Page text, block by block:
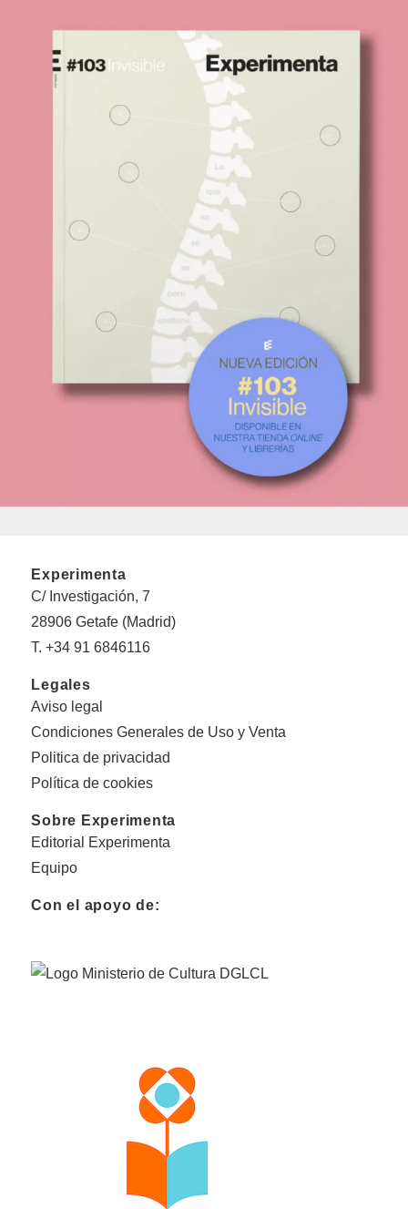
Experimenta
C/ Investigación, 7
28906 Getafe (Madrid)
T. +34 91 6846116
Legales
Aviso legal
Condiciones Generales de Uso y Venta
Politica de privacidad
Política de cookies
Sobre Experimenta
Editorial Experimenta
Equipo
Con el apoyo de: